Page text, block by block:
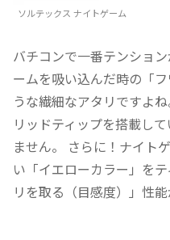
ソルテックス ナイトゲーム
バチコンで一番テンショ
ームを吸い込んだ時の「
うな繊細なアタリですよ
リッドティップを搭載し
ません。 さらに！ナイト
い「イエローカラー」を
リを取る（目感度）」性